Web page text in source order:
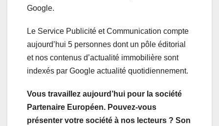
Google.
Le Service Publicité et Communication compte
aujourd’hui 5 personnes dont un pôle éditorial
et nos contenus d’actualité immobilière sont
indexés par Google actualité quotidiennement.
Vous travaillez aujourd’hui pour la société
Partenaire Européen. Pouvez-vous
présenter votre société à nos lecteurs ? Son